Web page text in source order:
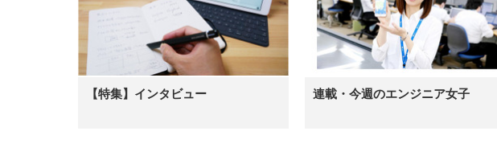
【特集】インタビュー 連載・今週のエンジニア女子